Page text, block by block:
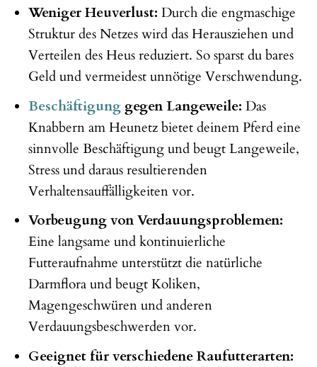
Weniger Heuverlust: Durch die engmaschige
Struktur des Netzes wird das Herausziehen und
Verteilen des Heus reduziert. So sparst du bares
Geld und vermeidest unnötige Verschwendung.
Beschäftigunggegen Langeweile: Das
Knabbern am Heunetz bietet deinem Pferd eine
sinnvolle Beschäftigung und beugt Langeweile,
Stress und daraus resultierenden
Verhaltensauffälligkeiten vor.
Vorbeugung von Verdauungsproblemen:
Eine langsame und kontinuierliche
Futteraufnahme unterstützt die natürliche
Darmflora und beugt Koliken,
Magengeschwüren und anderen
Verdauungsbeschwerden vor.
Geeignet für verschiedene Raufutterarten: